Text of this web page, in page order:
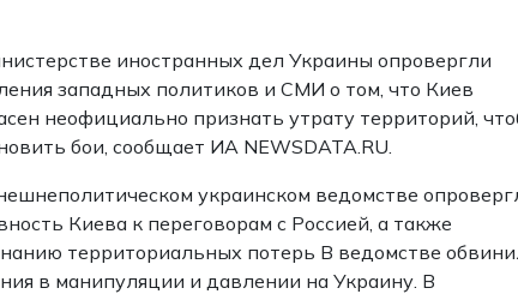
иностранных дел Украины опровергли
западных политиков и СМИ о том, что Киев
неофициально признать утрату территорий,
бои, сообщает ИА NEWSDATA.RU.
украинском ведомстве
Киева к переговорам с Россией, а также
территориальных потерь В ведомстве
в манипуляции и давлении на Украину. В